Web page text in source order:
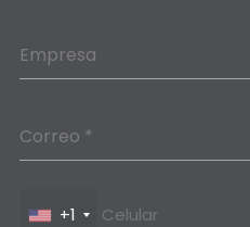
Empresa
Correo *
+1